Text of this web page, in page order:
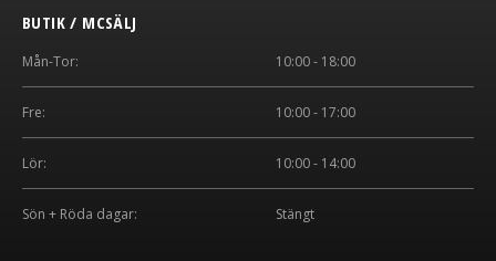
BUTIK / MCSÄLJ
Mån-Tor: 10:00 - 18:00
Fre: 10:00 - 17:00
Lör: 10:00 - 14:00
Sön + Röda dagar: Stängt